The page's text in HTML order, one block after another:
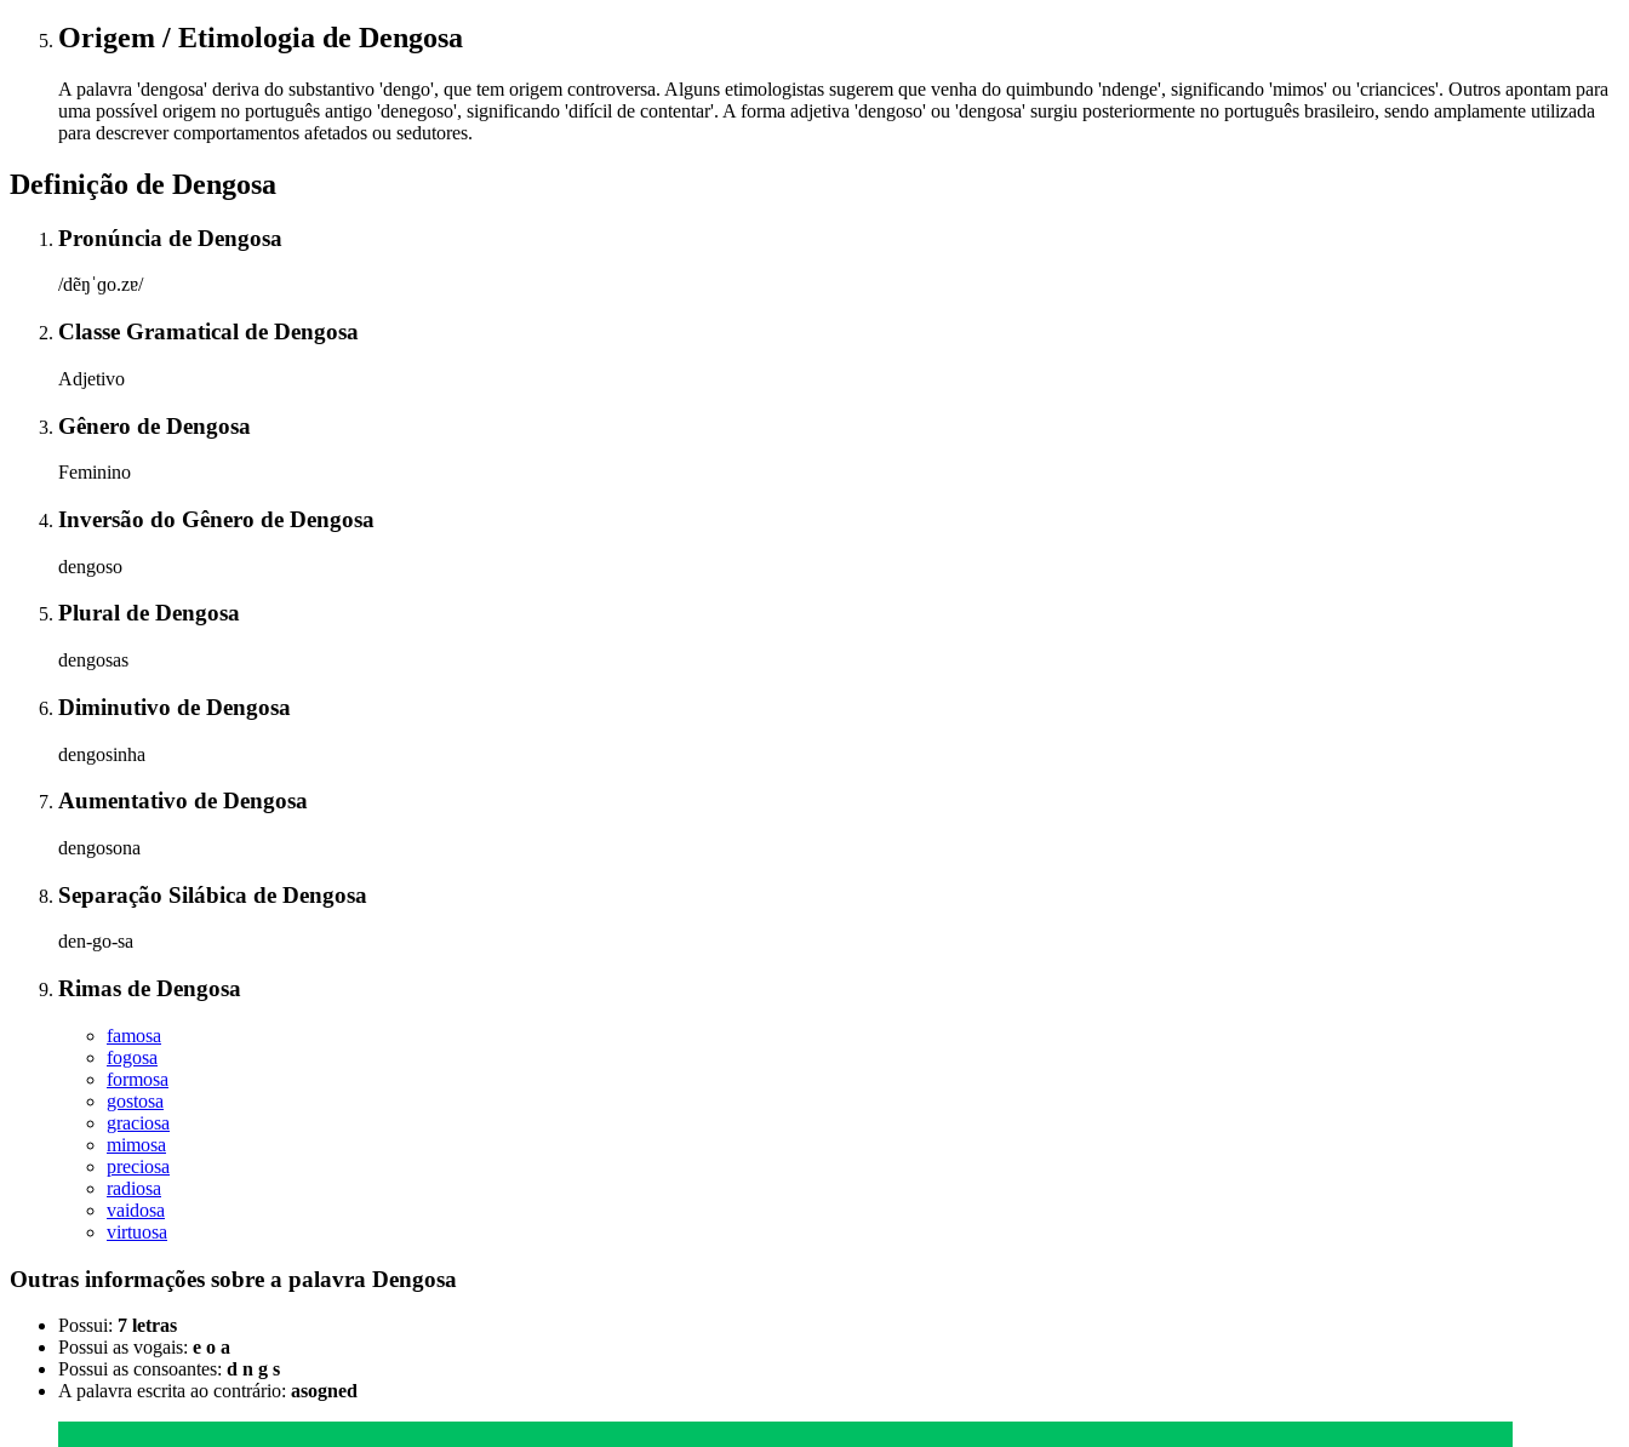
Origem / Etimologia de Dengosa
A palavra 'dengosa' deriva do substantivo 'dengo', que tem origem controversa. Alguns etimologistas sugerem que venha do quimbundo 'ndenge', significando 'mimos' ou 'criancices'. Outros apontam para
uma possível origem no português antigo 'denegoso', significando 'difícil de contentar'. A forma adjetiva 'dengoso' ou 'dengosa' surgiu posteriormente no português brasileiro, sendo amplamente utilizada
para descrever comportamentos afetados ou sedutores.
Definição de Dengosa
Pronúncia de Dengosa
/dẽŋˈɡo.zɐ/
Classe Gramatical de Dengosa
Adjetivo
Gênero de Dengosa
Feminino
Inversão do Gênero de Dengosa
dengoso
Plural de Dengosa
dengosas
Diminutivo de Dengosa
dengosinha
Aumentativo de Dengosa
dengosona
Separação Silábica de Dengosa
den-go-sa
Rimas de Dengosa
famosa
fogosa
formosa
gostosa
graciosa
mimosa
preciosa
radiosa
vaidosa
virtuosa
Outras informações sobre a palavra Dengosa
Possui: 7 letras
Possui as vogais: e o a
Possui as consoantes: d n g s
A palavra escrita ao contrário: asogned